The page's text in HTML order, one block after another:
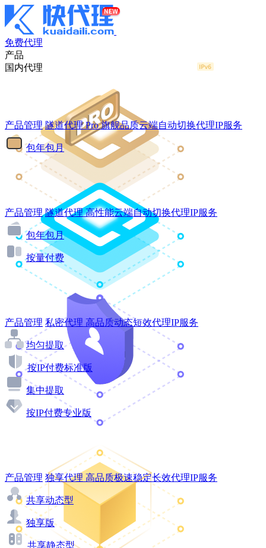
免费代理
产品
国内代理
产品管理 隧道代理Pro 旗舰品质云端自动切换代理IP服务
包年包月
产品管理 隧道代理 高性能云端自动切换代理IP服务
包年包月
按量付费
产品管理 私密代理 高品质动态短效代理IP服务
均匀提取
按IP付费标准版
集中提取
按IP付费专业版
产品管理 独享代理 高品质极速稳定长效代理IP服务
共享动态型
独享版
共享静态型